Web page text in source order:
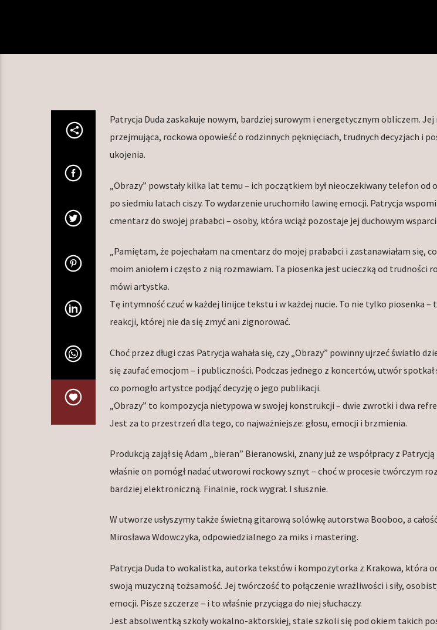
Patrycja Duda zaskakuje nowym, bardziej surowym i energetycznym obliczem.
przejmująca, rockowa opowieść o rodzinnych pęknięciach, trudnych decyzjach i
ukojenia.
„Obrazy” powstały kilka lat temu – ich początkiem był nieoczekiwany telefon od
po siedmiu latach ciszy. To wydarzenie uruchomiło lawinę emocji. Patrycja
cmentarz do swojej prababci – osoby, która wciąż pozostaje jej duchowym
„Pamiętam, że pojechałam na cmentarz do mojej prababci i zastanawiałam się,
moim aniołem i często z nią rozmawiam. Ta piosenka jest ucieczką od trudności
mówi artystka.
Tę intymność czuć w każdej linijce tekstu i w każdej nucie. To nie tylko piosenka
reakcji, której nie da się zmyć ani zignorować.
Choć przez długi czas Patrycja wahała się, czy „Obrazy” powinny ujrzeć światło
się zaufać emocjom – i publiczności. Podczas jednego z koncertów, utwór spotkał
co pomogło artystce podjąć decyzję o jego publikacji.
„Obrazy” to kompozycja nietypowa w swojej konstrukcji – dwie zwrotki i dwa
Jest za to przestrzeń dla tego, co najważniejsze: głosu, emocji i brzmienia.
Produkcją zajął się Adam „bieran” Bieranowski, znany już ze współpracy z
właśnie on pomógł nadać utworowi rockowy sznyt – choć w procesie twórczym
bardziej elektroniczną. Finalnie, rock wygrał. I słusznie.
W utworze usłyszymy także świetną gitarową solówkę autorstwa Booboo, a
Mirosława Wdowczyka, odpowiedzialnego za miks i mastering.
Patrycja Duda to wokalistka, autorka tekstów i kompozytorka z Krakowa, która
swoją muzyczną tożsamość. Jej twórczość to połączenie wrażliwości i siły,
emocji. Pisze szczerze – i to właśnie przyciąga do niej słuchaczy.
Jest absolwentką szkoły wokalno-aktorskiej, stale szkoli się pod okiem takich